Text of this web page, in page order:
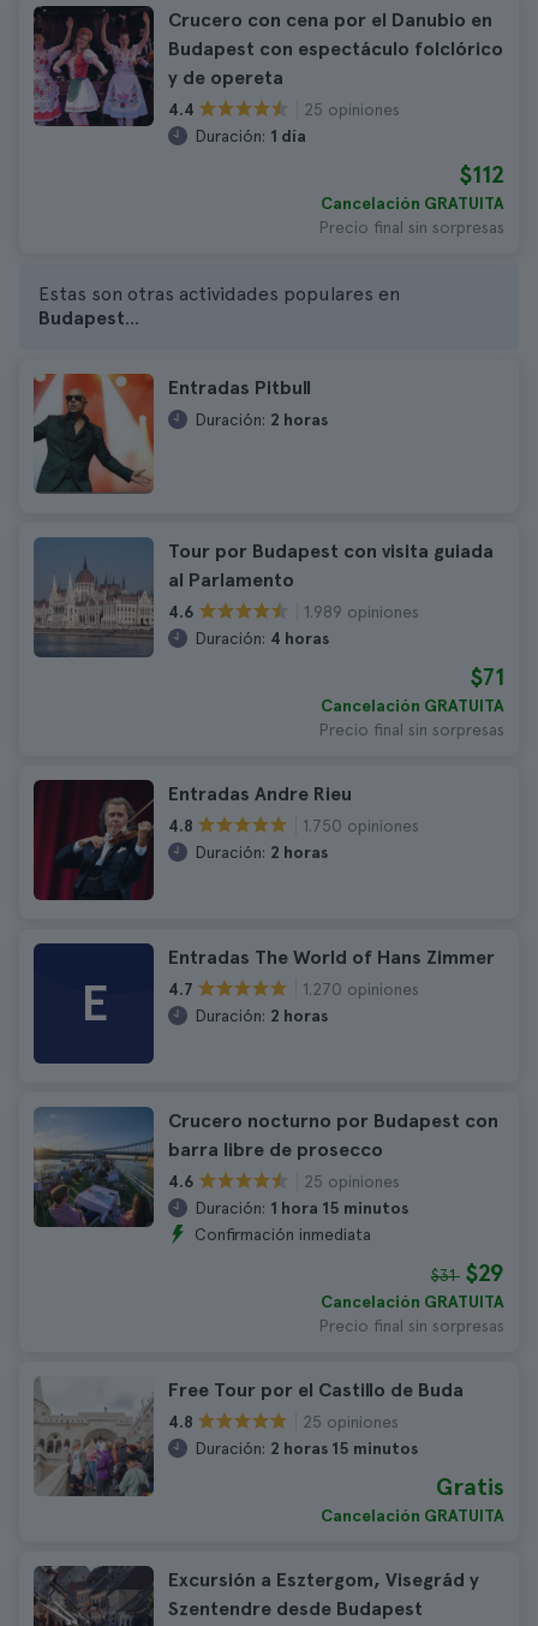
Crucero con cena por el Danubio en
Budapest con espectáculo folclórico
y de opereta
4.4
25 opiniones
Duración: 1 día
$112
Cancelación GRATUITA
Precio final sin sorpresas
Estas son otras actividades populares en
Budapest...
Entradas Pitbull
Duración: 2 horas
Tour por Budapest con visita guiada
al Parlamento
4.6
1.989 opiniones
Duración: 4 horas
$71
Cancelación GRATUITA
Precio final sin sorpresas
Entradas Andre Rieu
4.8
1.750 opiniones
Duración: 2 horas
E
Entradas The World of Hans Zimmer
4.7
1.270 opiniones
Duración: 2 horas
Crucero nocturno por Budapest con
barra libre de prosecco
4.6
25 opiniones
Duración: 1 hora 15 minutos
Confirmación inmediata
$31 $29
Cancelación GRATUITA
Precio final sin sorpresas
Free Tour por el Castillo de Buda
4.8
25 opiniones
Duración: 2 horas 15 minutos
Gratis
Cancelación GRATUITA
Excursión a Esztergom, Visegrád y
Szentendre desde Budapest